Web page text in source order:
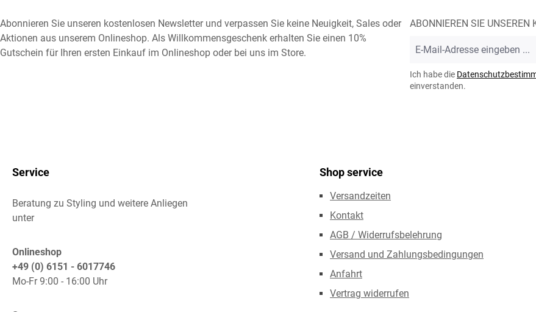
Abonnieren Sie unseren kostenlosen Newsletter und verpassen Sie keine Neuigkeit, Sales oder
Aktionen aus unserem Onlineshop. Als Willkommensgeschenk erhalten Sie einen 10%
Gutschein für Ihren ersten Einkauf im Onlineshop oder bei uns im Store.
ABONNIEREN SIE UNSEREN
Mail-
*
Ich habe die
einverstanden.
Service
Beratung zu Styling und weitere Anliegen
unter
Onlineshop
+49 (0) 6151 - 6017746
Mo-Fr 9:00 - 16:00 Uhr
Shop service
Versandzeiten
Kontakt
AGB / Widerrufsbelehrung
Versand und Zahlungsbedingungen
Anfahrt
Vertrag widerrufen